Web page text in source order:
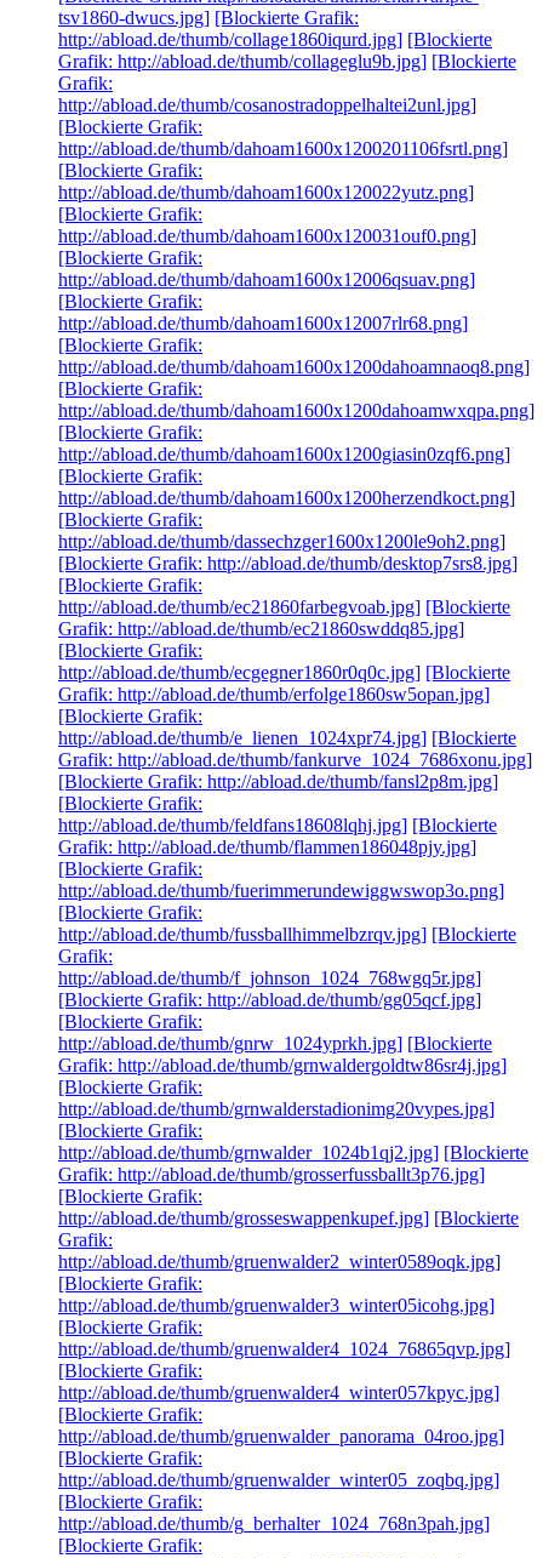
tsv1860-dwucs.jpg] [Blockierte Grafik:
http://abload.de/thumb/collage1860iqurd.jpg] [Blockierte
Grafik: http://abload.de/thumb/collageglu9b.jpg] [Blockierte
Grafik:
http://abload.de/thumb/cosanostradoppelhaltei2unl.jpg]
[Blockierte Grafik:
http://abload.de/thumb/dahoam1600x1200201106fsrtl.png]
[Blockierte Grafik:
http://abload.de/thumb/dahoam1600x120022yutz.png]
[Blockierte Grafik:
http://abload.de/thumb/dahoam1600x120031ouf0.png]
[Blockierte Grafik:
http://abload.de/thumb/dahoam1600x12006qsuav.png]
[Blockierte Grafik:
http://abload.de/thumb/dahoam1600x12007rlr68.png]
[Blockierte Grafik:
http://abload.de/thumb/dahoam1600x1200dahoamnaoq8.png]
[Blockierte Grafik:
http://abload.de/thumb/dahoam1600x1200dahoamwxqpa.png]
[Blockierte Grafik:
http://abload.de/thumb/dahoam1600x1200giasin0zqf6.png]
[Blockierte Grafik:
http://abload.de/thumb/dahoam1600x1200herzendkoct.png]
[Blockierte Grafik:
http://abload.de/thumb/dassechzger1600x1200le9oh2.png]
[Blockierte Grafik: http://abload.de/thumb/desktop7srs8.jpg]
[Blockierte Grafik:
http://abload.de/thumb/ec21860farbegvoab.jpg] [Blockierte
Grafik: http://abload.de/thumb/ec21860swddq85.jpg]
[Blockierte Grafik:
http://abload.de/thumb/ecgegner1860r0q0c.jpg] [Blockierte
Grafik: http://abload.de/thumb/erfolge1860sw5opan.jpg]
[Blockierte Grafik:
http://abload.de/thumb/e_lienen_1024xpr74.jpg] [Blockierte
Grafik: http://abload.de/thumb/fankurve_1024_7686xonu.jpg]
[Blockierte Grafik: http://abload.de/thumb/fansl2p8m.jpg]
[Blockierte Grafik:
http://abload.de/thumb/feldfans18608lqhj.jpg] [Blockierte
Grafik: http://abload.de/thumb/flammen186048pjy.jpg]
[Blockierte Grafik:
http://abload.de/thumb/fuerimmerundewiggwswop3o.png]
[Blockierte Grafik:
http://abload.de/thumb/fussballhimmelbzrqv.jpg] [Blockierte
Grafik:
http://abload.de/thumb/f_johnson_1024_768wgq5r.jpg]
[Blockierte Grafik: http://abload.de/thumb/gg05qcf.jpg]
[Blockierte Grafik:
http://abload.de/thumb/gnrw_1024yprkh.jpg] [Blockierte
Grafik: http://abload.de/thumb/grnwaldergoldtw86sr4j.jpg]
[Blockierte Grafik:
http://abload.de/thumb/grnwalderstadionimg20vypes.jpg]
[Blockierte Grafik:
http://abload.de/thumb/grnwalder_1024b1qj2.jpg] [Blockierte
Grafik: http://abload.de/thumb/grosserfussballt3p76.jpg]
[Blockierte Grafik:
http://abload.de/thumb/grosseswappenkupef.jpg] [Blockierte
Grafik:
http://abload.de/thumb/gruenwalder2_winter0589oqk.jpg]
[Blockierte Grafik:
http://abload.de/thumb/gruenwalder3_winter05icohg.jpg]
[Blockierte Grafik:
http://abload.de/thumb/gruenwalder4_1024_76865qvp.jpg]
[Blockierte Grafik:
http://abload.de/thumb/gruenwalder4_winter057kpyc.jpg]
[Blockierte Grafik:
http://abload.de/thumb/gruenwalder_panorama_04roo.jpg]
[Blockierte Grafik:
http://abload.de/thumb/gruenwalder_winter05_zoqbq.jpg]
[Blockierte Grafik:
http://abload.de/thumb/g_berhalter_1024_768n3pah.jpg]
[Blockierte Grafik: